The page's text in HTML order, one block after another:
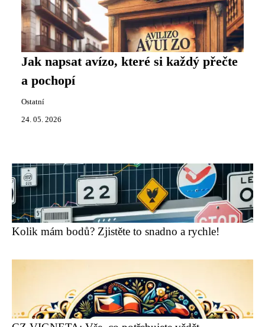
Jak napsat avízo, které si každý přečte
a pochopí
Ostatní
24. 05. 2026
Kolik mám bodů? Zjistěte to snadno a rychle!